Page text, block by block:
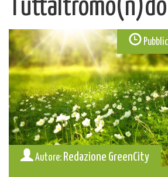
Tuttaltromo(n)do
Autore: Redazione GreenCity